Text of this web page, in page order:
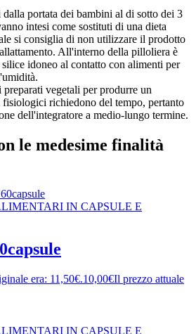
dalla portata dei bambini al di sotto dei 3
intesi come sostituti di una dieta
si consiglia di non utilizzare il prodotto
All'interno della pilloliera è
idoneo al contatto con alimenti per
preparati vegetali per produrre un
richiedono del tempo, pertanto
dell'integratore a medio-lungo termine.
le medesime finalità
IN CAPSULE E
era: 11,50€.10,00€Il prezzo attuale
IN CAPSULE E